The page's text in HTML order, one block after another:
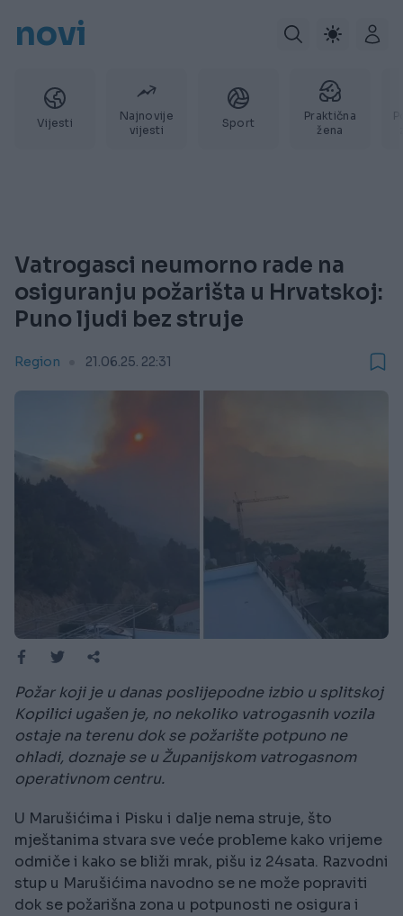
novi
Vijesti
Najnovije
vijesti
Sport
Praktična
žena
Vatrogasci neumorno rade na
osiguranju požarišta u Hrvatskoj:
Puno ljudi bez struje
Region 21.06.25. 22:31
Požar koji je u danas poslijepodne izbio u splitskoj
Kopilici ugašen je, no nekoliko vatrogasnih vozila
ostaje na terenu dok se požarište potpuno ne
ohladi, doznaje se u Županijskom vatrogasnom
operativnom centru.
U Marušićima i Pisku i dalje nema struje, što
mještanima stvara sve veće probleme kako vrijeme
odmiče i kako se bliži mrak, pišu iz 24sata. Razvodni
stup u Marušićima navodno se ne može popraviti
dok se požarišna zona u potpunosti ne osigura i